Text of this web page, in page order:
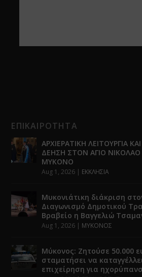
ΕΠΙΚΑΙΡΟΤΗΤΑ
ΑΡΧΙΕΡΑΤΙΚΗ ΛΕΙΤΟΥΡΓΙΑ
ΔΕΗΣΗ ΣΤΟΝ ΑΓΙΟ ΝΙΚΟΛΑΟ
ΜΥΚΟΝΟ
Aug 1, 2026 | ΕΚΚΛΗΣΙΑ
Μυκονιάτικη διάκριση
Διαγωνισμό Δημοτικού
Βραβείο η Βαγγελιώ
Aug 1, 2026 | ΜΥΚΟΝΟΣ
Μύκονος: Ζητούσε 50.000
σταματήσει να
επιχείρηση για